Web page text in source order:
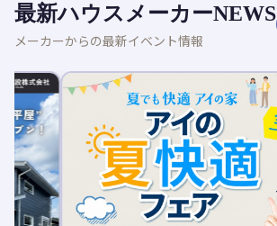
最新ハウスメーカーNEWS
メーカーからの最新イベント情報